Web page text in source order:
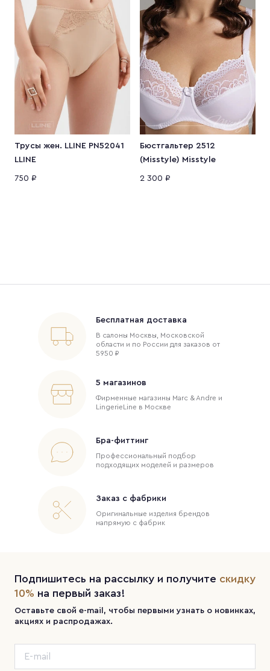
Трусы жен. LLINE PN52041
LLINE
750 ₽
Бюстгальтер 2512
(Misstyle) Misstyle
2 300 ₽
Бесплатная доставка
В салоны Москвы, Московской
области и по России для заказов от
5950 ₽
5 магазинов
Фирменные магазины Marc & Andre и
LingerieLine в Москве
Бра-фиттинг
Профессиональный подбор
подходящих моделей и размеров
Заказ с фабрики
Оригинальные изделия брендов
напрямую с фабрик
Подпишитесь на рассылку и получите скидку
10% на первый заказ!
Оставьте свой e-mail, чтобы первыми узнать о новинках,
акциях и распродажах.